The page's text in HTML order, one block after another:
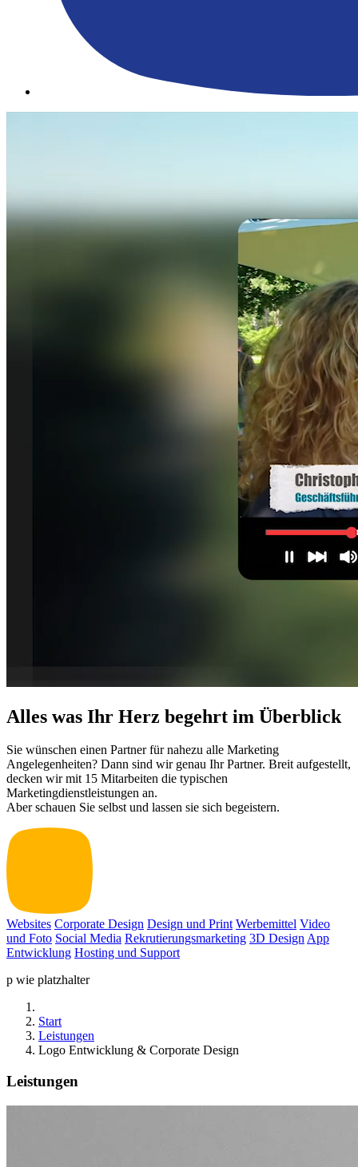
Alles was Ihr Herz begehrt im Überblick
Sie wünschen einen Partner für nahezu alle Marketing
Angelegenheiten? Dann sind wir genau Ihr Partner. Breit aufgestellt,
decken wir mit 15 Mitarbeiten die typischen
Marketingdienstleistungen an.
Aber schauen Sie selbst und lassen sie sich begeistern.
Websites Corporate Design Design und Print Werbemittel Video
und Foto Social Media Rekrutierungsmarketing 3D DesignApp
Entwicklung Hosting und Support
p wie platzhalter
Start
Leistungen
Logo Entwicklung & Corporate Design
Leistungen